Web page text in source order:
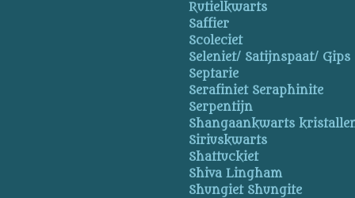
Rutielkwarts
Saffier
Scoleciet
Seleniet/ Satijnspaat/ Gips
Septarie
Serafiniet Seraphinite
Serpentijn
Shangaankwarts
Siriuskwarts
Shattuckiet
Shiva Lingham
Shungiet Shungite